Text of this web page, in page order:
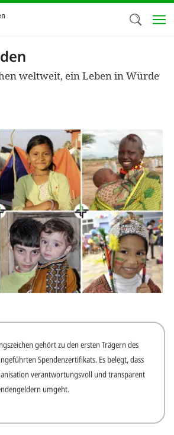
weltweit, ein Leben in Würde
gehört zu den ersten Trägern des
Spendenzertifikats. Es belegt, dass
verantwortungsvoll und transparent
umgeht.
Wir
nutzen
Cookies zu
helfen
Online-